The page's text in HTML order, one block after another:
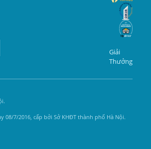
Giải
Thưởng
08/7/2016, cấp bởi Sở KHĐT thành phố Hà Nội.